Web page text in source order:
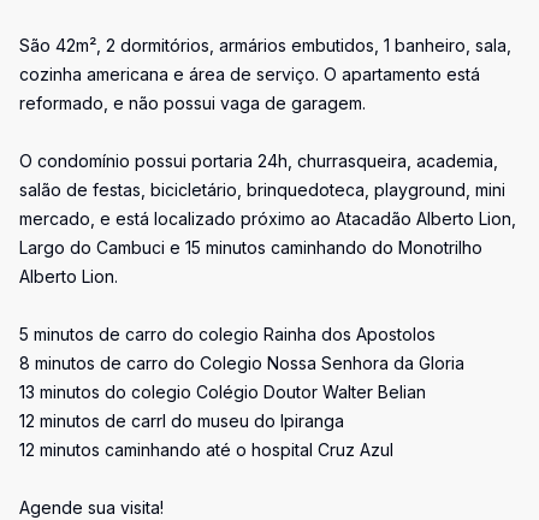
São 42m², 2 dormitórios, armários embutidos, 1 banheiro, sala,
cozinha americana e área de serviço. O apartamento está
reformado, e não possui vaga de garagem.
O condomínio possui portaria 24h, churrasqueira, academia,
salão de festas, bicicletário, brinquedoteca, playground, mini
mercado, e está localizado próximo ao Atacadão Alberto Lion,
Largo do Cambuci e 15 minutos caminhando do Monotrilho
Alberto Lion.
5 minutos de carro do colegio Rainha dos Apostolos
8 minutos de carro do Colegio Nossa Senhora da Gloria
13 minutos do colegio Colégio Doutor Walter Belian
12 minutos de carrl do museu do Ipiranga
12 minutos caminhando até o hospital Cruz Azul
Agende sua visita!